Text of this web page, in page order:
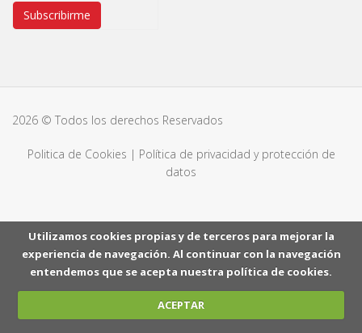
Subscribirme
2026 © Todos los derechos Reservados
Politica de Cookies | Política de privacidad y protección de
datos
Utilizamos cookies propias y de terceros para mejorar la
experiencia de navegación. Al continuar con la navegación
entendemos que se acepta nuestra política de cookies.
ACEPTAR